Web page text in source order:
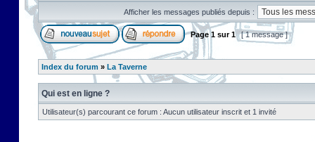
Afficher les messages publiés depuis :
Page1 sur1 [ 1 message ]
Index du forum » La Taverne
Qui est en ligne ?
Utilisateur(s) parcourant ce forum : Aucun utilisateur inscrit et 1 invité